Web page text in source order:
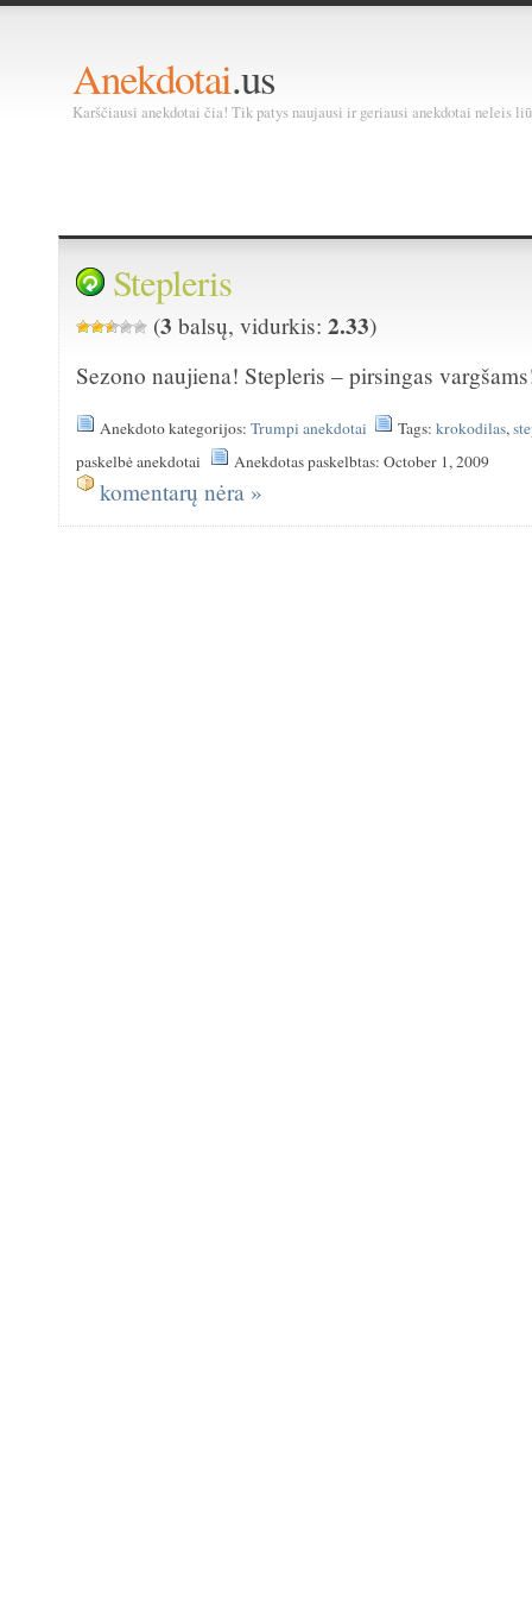
Anekdotai.us
Karščiausi anekdotai čia! Tik patys naujausi ir geriausi anekdotai neleis
Stepleris
(3 balsų, vidurkis:2.33)
Sezono naujiena! Stepleris – pirsingas
Anekdoto kategorijos:Trumpi anekdotai Tags:krokodilas,
paskelbė anekdotai
Anekdotas paskelbtas: October 1, 2009
komentarų nėra »